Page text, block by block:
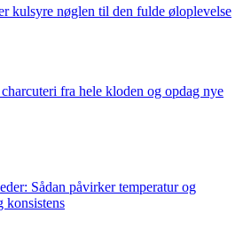
kulsyre nøglen til den fulde øloplevelse
fra hele kloden og opdag nye
Sådan påvirker temperatur og
konsistens